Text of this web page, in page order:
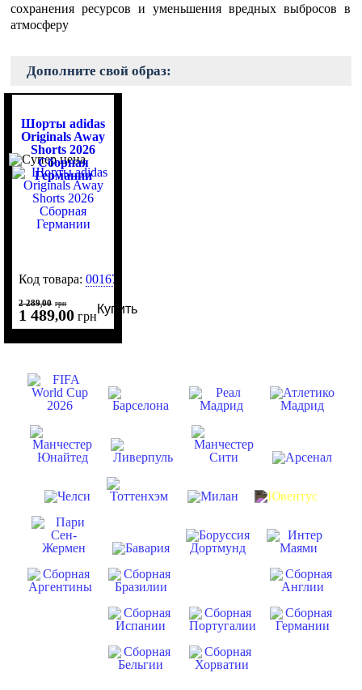
сохранения ресурсов и уменьшения вредных выбросов в
атмосферу
Дополните свой образ:
Шорты adidas
Originals Away
Shorts 2026
Сборная
Германии
Код товара:0016797
2 289,00 грн
1 489,00 грн
Купить